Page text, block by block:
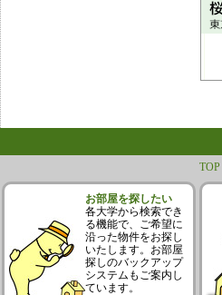
TOP |
お部屋を探したい
各大学から検索でき
る機能で、ご希望に
沿った物件をお探し
いたします。お部屋
探しのバックアップ
システムもご案内し
ています。